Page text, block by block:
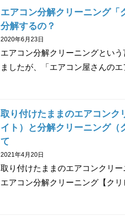
エアコン分解クリーニング「
分解するの？
2020年6月23日
エアコン分解クリーニングとい
ましたが、「エアコン屋さんの
取り付けたままのエアコンク
イト）と分解クリーニング（
て
2021年4月20日
取り付けたままのエアコンクリ
エアコン分解クリーニング【ク